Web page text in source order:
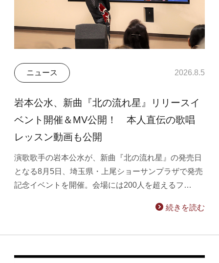
ニュース 2026.8.5
岩本公水、新曲『北の流れ星』リリースイ
ベント開催＆MV公開！ 本人直伝の歌唱
レッスン動画も公開
演歌歌手の岩本公水が、新曲『北の流れ星』の発売日
となる8月5日、埼玉県・上尾ショーサンプラザで発売
記念イベントを開催。会場には200人を超えるフ…
続きを読む